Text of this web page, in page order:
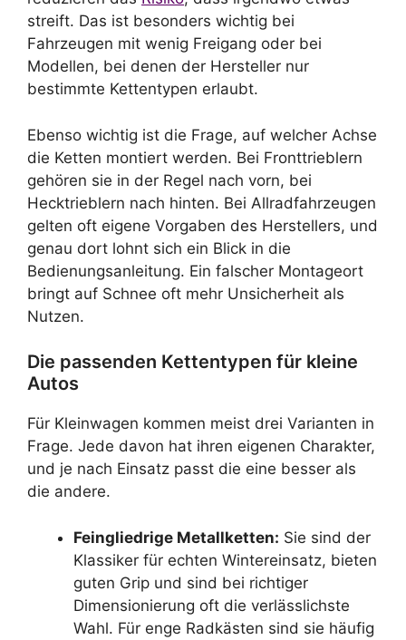
streift. Das ist besonders wichtig bei
Fahrzeugen mit wenig Freigang oder bei
Modellen, bei denen der Hersteller nur
bestimmte Kettentypen erlaubt.
Ebenso wichtig ist die Frage, auf welcher Achse
die Ketten montiert werden. Bei Fronttrieblern
gehören sie in der Regel nach vorn, bei
Hecktrieblern nach hinten. Bei Allradfahrzeugen
gelten oft eigene Vorgaben des Herstellers, und
genau dort lohnt sich ein Blick in die
Bedienungsanleitung. Ein falscher Montageort
bringt auf Schnee oft mehr Unsicherheit als
Nutzen.
Die passenden Kettentypen für kleine
Autos
Für Kleinwagen kommen meist drei Varianten in
Frage. Jede davon hat ihren eigenen Charakter,
und je nach Einsatz passt die eine besser als
die andere.
Feingliedrige Metallketten: Sie sind der
Klassiker für echten Wintereinsatz, bieten
guten Grip und sind bei richtiger
Dimensionierung oft die verlässlichste
Wahl. Für enge Radkästen sind sie häufig